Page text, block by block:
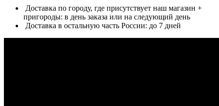
Доставка по городу, где присутствует наш магазин +
пригороды: в день заказа или на следующий день
Доставка в остальную часть России: до 7 дней